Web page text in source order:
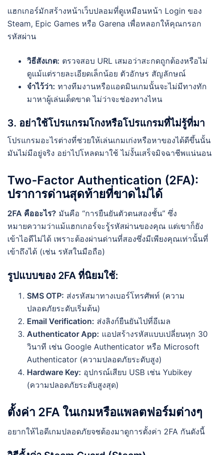
แฮกเกอร์มักสร้างหน้าเว็บปลอมที่ดูเหมือนหน้า Login ของ
Steam, Epic Games หรือ Garena เพื่อหลอกให้คุณกรอก
รหัสผ่าน
วิธีสังเกต: ตรวจสอบ URL เสมอว่าสะกดถูกต้องหรือไม่
ดูแม้แต่รายละเอียดเล็กน้อย ตัวอักษร สัญลักษณ์
จำไว้ว่า: ทางทีมงานหรือแอดมินเกมนั้นจะไม่มีทางทัก
มาหาผู้เล่นเด็ดขาด ไม่ว่าจะช่องทางไหน
3. อย่าใช้โปรแกรมโกงหรือโปรแกรมที่ไม่รู้ที่มา
โปรแกรมอะไรต่างที่ช่วยให้เล่นเกมเก่งหรือหาของได้ดีขึ้นนั้น
มันไม่มีอยู่จริง อย่าไปโหลดมาใช้ ไม่งั้นเสร็จมิจฉาชีพแน่นอน
Two-Factor Authentication (2FA):
ปราการด่านสุดท้ายที่ขาดไม่ได้
2FA คืออะไร? มันคือ “การยืนยันตัวตนสองชั้น” ซึ่ง
หมายความว่าแม้แฮกเกอร์จะรู้รหัสผ่านของคุณ แต่เขาก็ยัง
เข้าไอดีไม่ได้ เพราะต้องผ่านด่านที่สองซึ่งมีเพียงคุณเท่านั้นที่
เข้าถึงได้ (เช่น รหัสในมือถือ)
รูปแบบของ 2FA ที่นิยมใช้:
SMS OTP: ส่งรหัสมาทางเบอร์โทรศัพท์ (ความ
ปลอดภัยระดับเริ่มต้น)
Email Verification: ส่งลิงก์ยืนยันไปที่อีเมล
Authenticator App: แอปสร้างรหัสแบบเปลี่ยนทุก 30
วินาที เช่น Google Authenticator หรือ Microsoft
Authenticator (ความปลอดภัยระดับสูง)
Hardware Key: อุปกรณ์เสียบ USB เช่น Yubikey
(ความปลอดภัยระดับสูงสุด)
ตั้งค่า 2FA ในเกมหรือแพลตฟอร์มต่างๆ
อยากให้ไอดีเกมปลอดภัยจชต้องมาดูการตั้งค่า 2FA กันดังนี้